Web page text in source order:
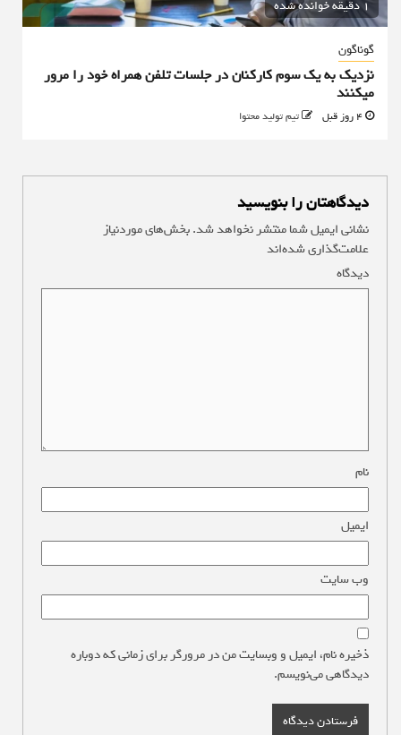
1 دقیقه خوانده شده
گوناگون
نزدیک به یک سوم کارکنان در جلسات تلفن همراه خود را مرور
میکنند
تیم تولید محتوا
دیدگاهتان را بنویسید
نشانی ایمیل شما منتشر نخواهد شد.بخش‌های موردنیاز
علامت‌گذاری شده‌اند
دیدگاه
نام
ایمیل
وب‌ سایت
ذخیره نام، ایمیل و وبسایت من در مرورگر برای زمانی که دوباره
دیدگاهی می‌نویسم.